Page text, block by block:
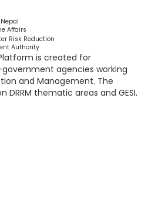
Affairs
Risk Reduction
Authority
Platform is created for
agencies working
and Management. The
DRRM thematic areas and GESI.